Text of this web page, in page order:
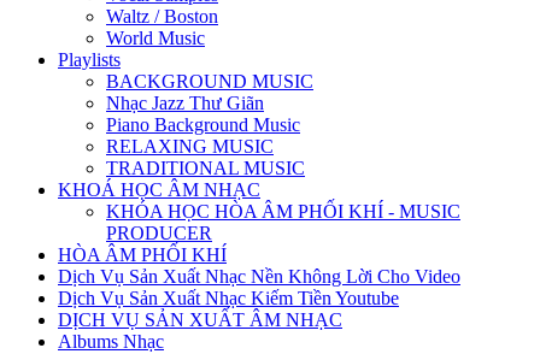
Waltz / Boston
World Music
Playlists
BACKGROUND MUSIC
Nhạc Jazz Thư Giãn
Piano Background Music
RELAXING MUSIC
TRADITIONAL MUSIC
KHOÁ HỌC ÂM NHẠC
KHÓA HỌC HÒA ÂM PHỐI KHÍ - MUSIC
PRODUCER
HÒA ÂM PHỐI KHÍ
Dịch Vụ Sản Xuất Nhạc Nền Không Lời Cho Video
Dịch Vụ Sản Xuất Nhạc Kiếm Tiền Youtube
DỊCH VỤ SẢN XUẤT ÂM NHẠC
Albums Nhạc